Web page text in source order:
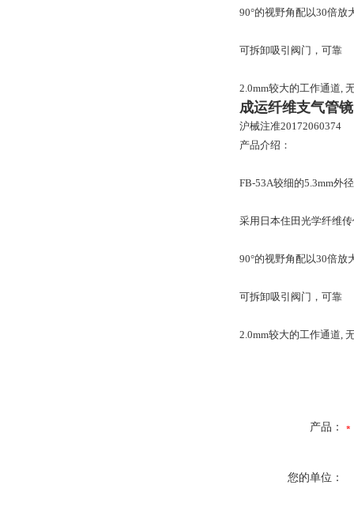
90°的视野角配以30倍放
可拆卸吸引阀门，可靠
2.0mm较大的工作通道,
成运纤维支气管镜
沪械注准20172060374
产品介绍：
FB-53A较细的5.3mm外
采用日本住田光学纤维
90°的视野角配以30倍放
可拆卸吸引阀门，可靠
2.0mm较大的工作通道,
产品：
您的单位：